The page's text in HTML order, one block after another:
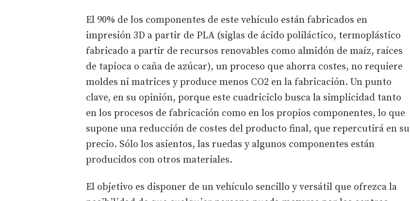
El 90% de los componentes de este vehículo están fabricados en
impresión 3D a partir de PLA (siglas de ácido poliláctico, termoplástico
fabricado a partir de recursos renovables como almidón de maíz, raíces
de tapioca o caña de azúcar), un proceso que ahorra costes, no requiere
moldes ni matrices y produce menos CO2 en la fabricación. Un punto
clave, en su opinión, porque este cuadriciclo busca la simplicidad tanto
en los procesos de fabricación como en los propios componentes, lo que
supone una reducción de costes del producto final, que repercutirá en su
precio. Sólo los asientos, las ruedas y algunos componentes están
producidos con otros materiales.
El objetivo es disponer de un vehículo sencillo y versátil que ofrezca la